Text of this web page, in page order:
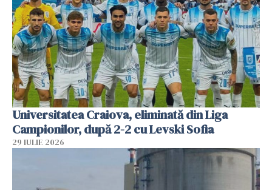
Universitatea Craiova, eliminată din Liga
Campionilor, după 2-2 cu Levski Sofia
29 IULIE 2026